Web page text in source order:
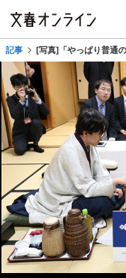
記事 [写真]「やっぱり普通